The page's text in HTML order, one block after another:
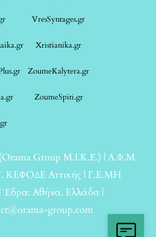
VresSyntages.gr
Xristianika.gr
ZoumeKalytera.gr
ZoumeSpiti.gr
Group Μ.Ι.Κ.Ε.) | Α.Φ.Μ.
ΚΕΦΟΔΕ Αττικής | Γ.Ε.ΜΗ
| Έδρα: Αθήνα, Ελλάδα |
group.com